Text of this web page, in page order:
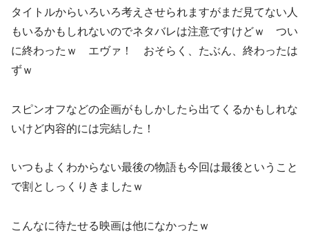
タイトルからいろいろ考えさせられますがまだ見てない人
もいるかもしれないのでネタバレは注意ですけどｗ つい
に終わったｗ エヴァ！ おそらく、たぶん、終わったは
ずｗ
スピンオフなどの企画がもしかしたら出てくるかもしれな
いけど内容的には完結した！
いつもよくわからない最後の物語も今回は最後ということ
で割としっくりきましたｗ
こんなに待たせる映画は他になかったｗ